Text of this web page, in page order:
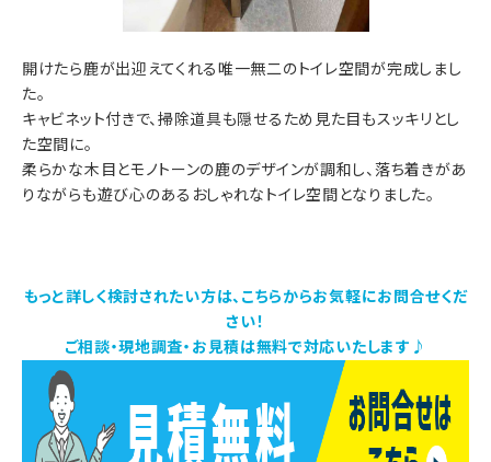
開けたら鹿が出迎えてくれる唯一無二のトイレ空間が完成しまし
た。
キャビネット付きで、掃除道具も隠せるため見た目もスッキリとし
た空間に。
柔らかな木目とモノトーンの鹿のデザインが調和し、落ち着きがあ
りながらも遊び心のあるおしゃれなトイレ空間となりました。
もっと詳しく検討されたい方は、こちらからお気軽にお問合せくだ
さい！
ご相談・現地調査・お見積は無料で対応いたします♪